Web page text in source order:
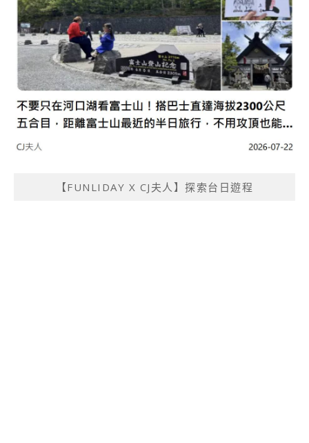
【FUNLIDAY X CJ夫人】探索台日遊程